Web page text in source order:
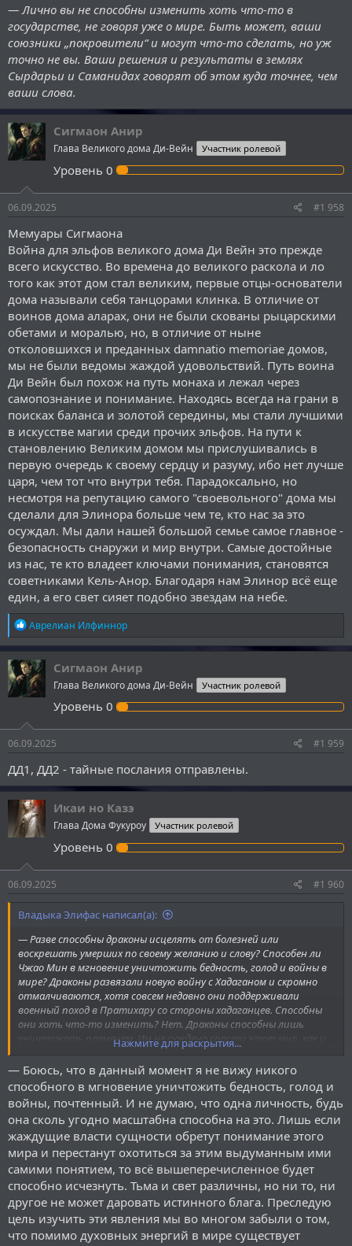
— Лично вы не способны изменить хоть что-то в
государстве, не говоря уже о мире. Быть может, ваши
союзники „покровители“ и могут что-то сделать, но уж
точно не вы. Ваши решения и результаты в землях
Сырдарьи и Саманидах говорят об этом куда точнее, чем
ваши слова.
Сигмаон Анир
Глава Великого дома Ди-Вейн Участник ролевой
Уровень 0
06.09.2025 #1 958
Мемуары Сигмаона
Война для эльфов великого дома Ди Вейн это прежде
всего искусство. Во времена до великого раскола и ло
того как этот дом стал великим, первые отцы-основатели
дома называли себя танцорами клинка. В отличие от
воинов дома аларах, они не были скованы рыцарскими
обетами и моралью, но, в отличие от ныне
отколовшихся и преданных damnatio memoriae домов,
мы не были ведомы жаждой удовольствий. Путь воина
Ди Вейн был похож на путь монаха и лежал через
самопознание и понимание. Находясь всегда на грани в
поисках баланса и золотой середины, мы стали лучшими
в искусстве магии среди прочих эльфов. На пути к
становлению Великим домом мы прислушивались в
первую очередь к своему сердцу и разуму, ибо нет лучше
царя, чем тот что внутри тебя. Парадоксально, но
несмотря на репутацию самого "своевольного" дома мы
сделали для Элинора больше чем те, кто нас за это
осуждал. Мы дали нашей большой семье самое главное -
безопасность снаружи и мир внутри. Самые достойные
из нас, те кто владеет ключами понимания, становятся
советниками Кель-Анор. Благодаря нам Элинор всё еще
един, а его свет сияет подобно звездам на небе.
Р
е
а
к
ц
и
и
Аврелиан Илфиннор
Сигмаон Анир
Глава Великого дома Ди-Вейн Участник ролевой
Уровень 0
06.09.2025 #1 959
ДД1, ДД2 - тайные послания отправлены.
Икаи но Казэ
Глава Дома Фукуроу Участник ролевой
Уровень 0
06.09.2025 #1 960
Владыка Элифас написал(а):
— Разве способны драконы исцелять от болезней или
воскрешать умерших по своему желанию и слову? Способен ли
Чжао Мин в мгновение уничтожить бедность, голод и войны в
мире? Драконы развязали новую войну с Хадаганом и скромно
отмалчиваются, хотя совсем недавно они поддерживали
военный поход в Пратихару со стороны хадаганцев. Способны
они хоть что-то изменить? Нет. Драконы способны лишь
уничтожать пламенем. Им не суждено спасти этот мир, как и
другим. Лишь Великая Тьма обуздает ненависть и ярость.
Нажмите для раскрытия...
— Боюсь, что в данный момент я не вижу никого
способного в мгновение уничтожить бедность, голод и
войны, почтенный. И не думаю, что одна личность, будь
она сколь угодно масштабна способна на это. Лишь если
жаждущие власти сущности обретут понимание этого
мира и перестанут охотиться за этим выдуманным ими
самими понятием, то всё вышеперечисленное будет
способно исчезнуть. Тьма и свет различны, но ни то, ни
другое не может даровать истинного блага. Преследую
цель изучить эти явления мы во многом забыли о том,
что помимо духовных энергий в мире существует